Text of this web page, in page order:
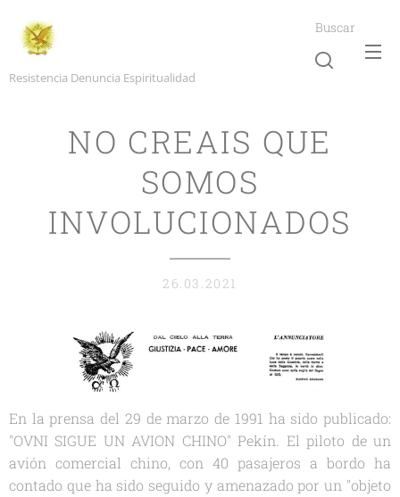
Resistencia Denuncia Espiritualidad
Buscar
NO CREAIS QUE
SOMOS
INVOLUCIONADOS
26.03.2021
En la prensa del 29 de marzo de 1991 ha sido publicado:
"OVNI SIGUE UN AVION CHINO" Pekín. El piloto de un
avión comercial chino, con 40 pasajeros a bordo ha
contado que ha sido seguido y amenazado por un "objeto